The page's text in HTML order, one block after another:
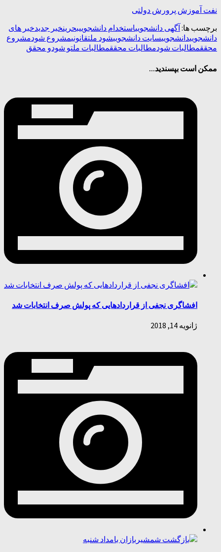
نفت آموزش پرورش دولتی
برچسب ها: آگهی دانشجوییاستخدام دانشجوییبحرینخبر جدیدخبر های
دانشجوییدانشجوییسایت دانشجوییشود ملتقانونیمشروع شودمشروع
محققمطالبات شودمطالبات محققمطالبات ملتو شودو محقق
ممکن است بپسندید...
افشاگری نجفی از قراردادهایی که پولش صرف انتخابات شد
ژانویه 14, 2018